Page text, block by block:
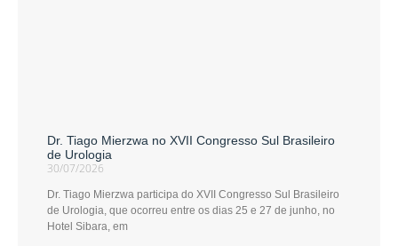
Dr. Tiago Mierzwa no XVII Congresso Sul Brasileiro
de Urologia
30/07/2026
Dr. Tiago Mierzwa participa do XVII Congresso Sul Brasileiro
de Urologia, que ocorreu entre os dias 25 e 27 de junho, no
Hotel Sibara, em